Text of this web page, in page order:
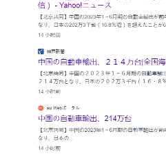
question corner
投資
ログイン
検索